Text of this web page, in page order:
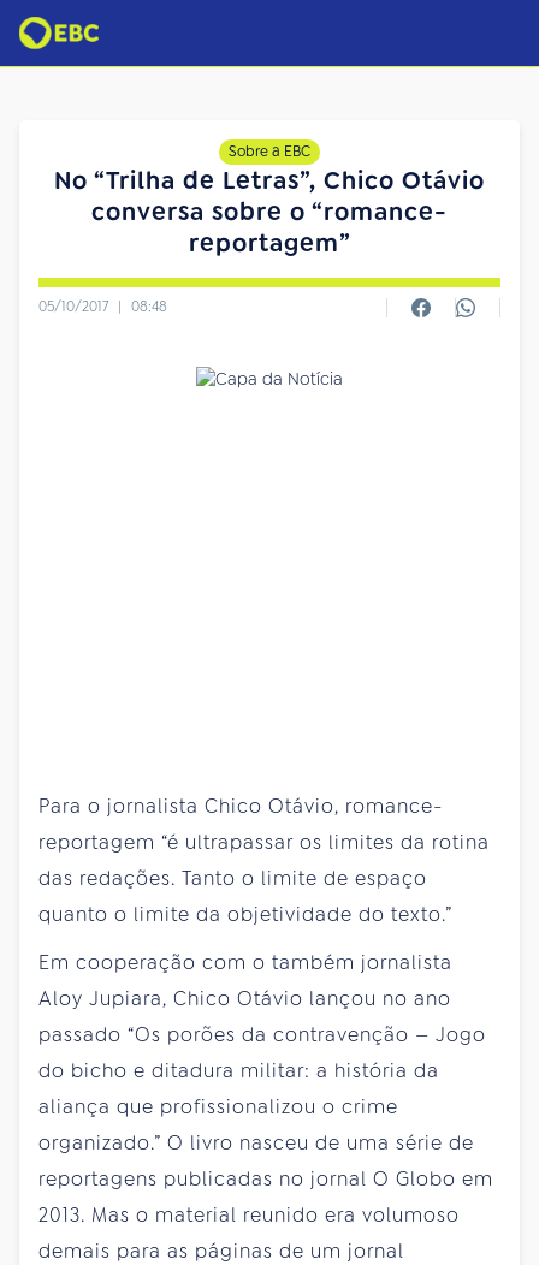
Sobre a EBC
No “Trilha de Letras”, Chico Otávio
conversa sobre o “romance-
reportagem”
05/10/2017 | 08:48
Para o jornalista Chico Otávio, romance-
reportagem “é ultrapassar os limites da rotina
das redações. Tanto o limite de espaço
quanto o limite da objetividade do texto.”
Em cooperação com o também jornalista
Aloy Jupiara, Chico Otávio lançou no ano
passado “Os porões da contravenção — Jogo
do bicho e ditadura militar: a história da
aliança que profissionalizou o crime
organizado.” O livro nasceu de uma série de
reportagens publicadas no jornal O Globo em
2013. Mas o material reunido era volumoso
demais para as páginas de um jornal